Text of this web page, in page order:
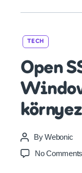
TECH
Open
Post
author
ByWebonic
No Comments